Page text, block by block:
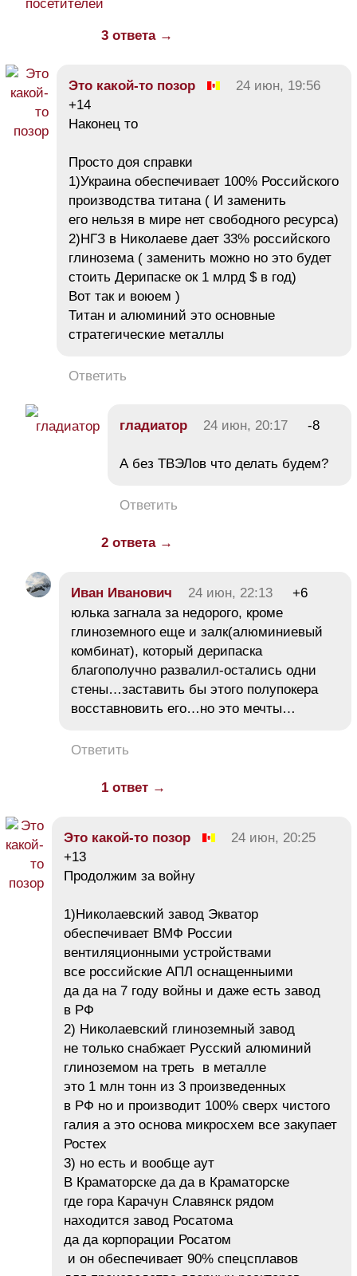
посетителей
3 ответа →
Это какой-то позор
24 июн, 19:56
+14
Наконец то
Просто доя справки
1)Украина обеспечивает 100% Российского
производства титана ( И заменить
его нельзя в мире нет свободного ресурса)
2)НГЗ в Николаеве дает 33% российского
глинозема ( заменить можно но это будет
стоить Дерипаске ок 1 млрд $ в год)
Вот так и воюем )
Титан и алюминий это основные
стратегические металлы
Ответить
гладиатор 24 июн, 20:17 -8
А без ТВЭЛов что делать будем?
Ответить
2 ответа →
Иван Иванович 24 июн, 22:13
+6
юлька загнала за недорого, кроме
глиноземного еще и залк(алюминиевый
комбинат), который дерипаска
благополучно развалил-остались одни
стены…заставить бы этого полупокера
восставновить его…но это мечты…
Ответить
1 ответ →
Это какой-то позор
24 июн, 20:25
+13
Продолжим за войну
1)Николаевский завод Экватор
обеспечивает ВМФ России
вентиляционными устройствами
все российские АПЛ оснащенныими
да да на 7 году войны и даже есть завод
в РФ
2) Николаевский глиноземный завод
не только снабжает Русский алюминий
глиноземом на треть в металле
это 1 млн тонн из 3 произведенных
в РФ но и производит 100% сверх чистого
галия а это основа микросхем все закупает
Ростех
3) но есть и вообще аут
В Краматорске да да в Краматорске
где гора Карачун Славянск рядом
находится завод Росатома
да да корпорации Росатом
и он обеспечивает 90% спецсплавов